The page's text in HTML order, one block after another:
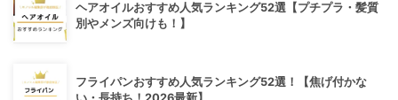
ヘアオイルおすすめ人気ランキング52選【プチプラ・髪質
別やメンズ向けも！】
フライパンおすすめ人気ランキング52選！【焦げ付かな